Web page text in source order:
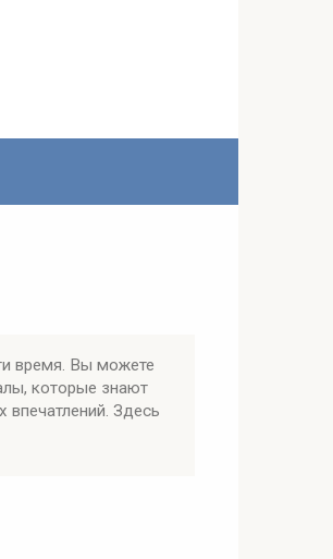
время. Вы можете
которые знают
Здесь